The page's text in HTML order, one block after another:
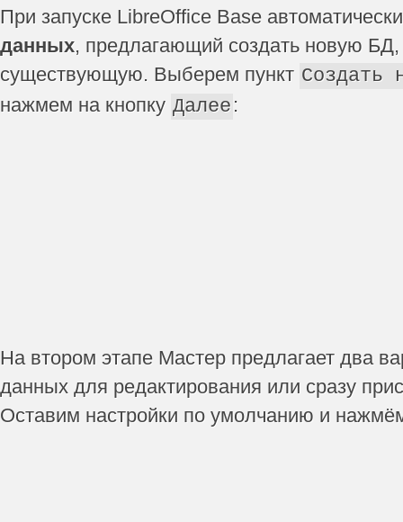
При запуске LibreOffice Base
данных, предлагающий создать новую БД,
существующую. Выберем пункт Создать
нажмем на кнопку Далее :
На втором этапе Мастер предлагает два
данных для редактирования или сразу
Оставим настройки по умолчанию и